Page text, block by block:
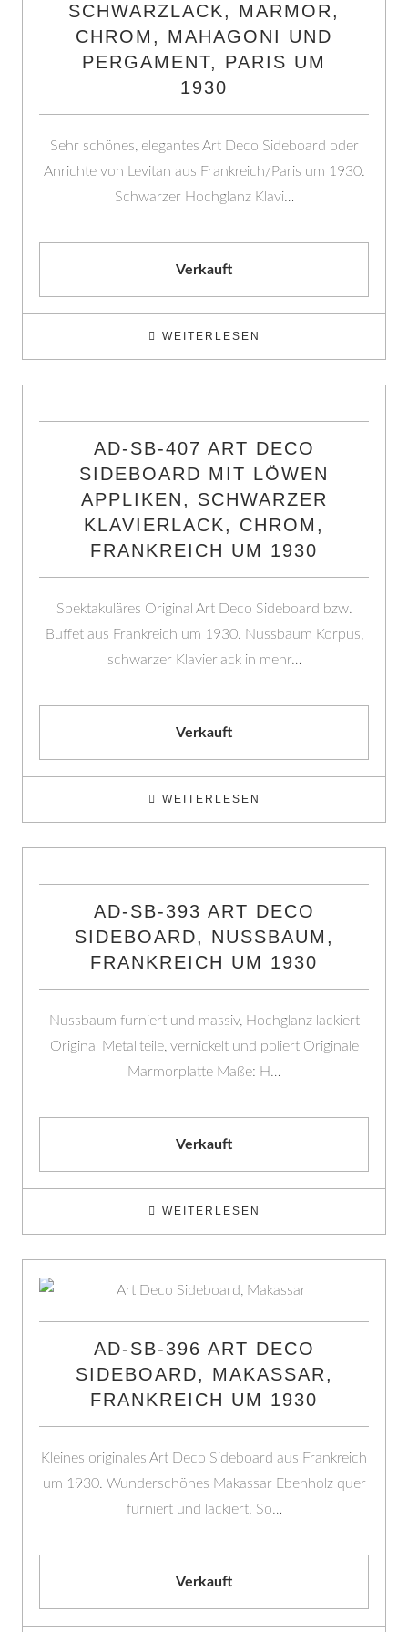
SCHWARZLACK, MARMOR,
CHROM, MAHAGONI UND
PERGAMENT, PARIS UM
1930
Sehr schönes, elegantes Art Deco Sideboard oder
Anrichte von Levitan aus Frankreich/Paris um 1930.
Schwarzer Hochglanz Klavi…
Verkauft
WEITERLESEN
AD-SB-407 ART DECO
SIDEBOARD MIT LÖWEN
APPLIKEN, SCHWARZER
KLAVIERLACK, CHROM,
FRANKREICH UM 1930
Spektakuläres Original Art Deco Sideboard bzw.
Buffet aus Frankreich um 1930. Nussbaum Korpus,
schwarzer Klavierlack in mehr…
Verkauft
WEITERLESEN
AD-SB-393 ART DECO
SIDEBOARD, NUSSBAUM,
FRANKREICH UM 1930
Nussbaum furniert und massiv, Hochglanz lackiert
Original Metallteile, vernickelt und poliert Originale
Marmorplatte Maße: H…
Verkauft
WEITERLESEN
AD-SB-396 ART DECO
SIDEBOARD, MAKASSAR,
FRANKREICH UM 1930
Kleines originales Art Deco Sideboard aus Frankreich
um 1930. Wunderschönes Makassar Ebenholz quer
furniert und lackiert. So…
Verkauft